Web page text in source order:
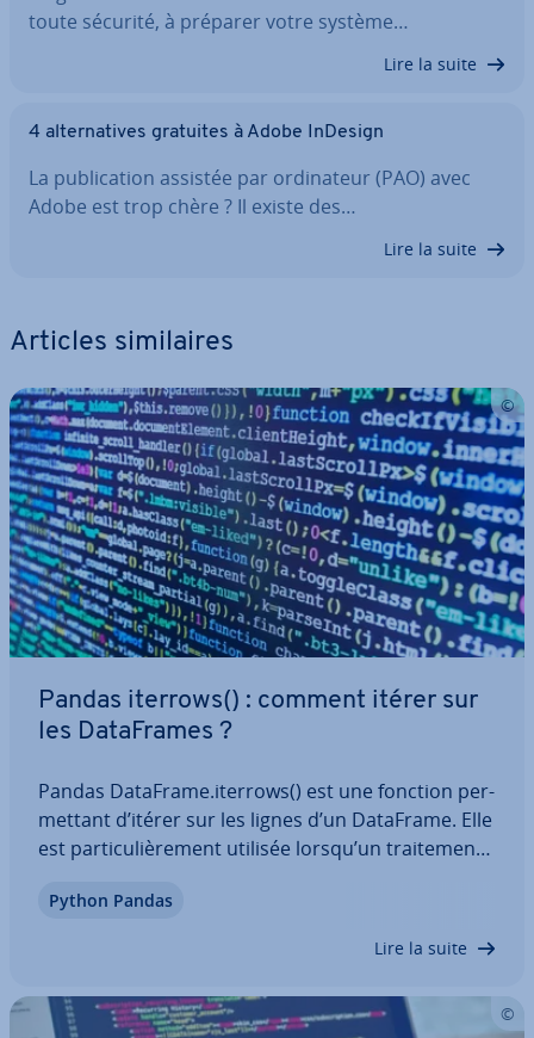
toute sécurité, à préparer votre système…
Lire la suite
4 al­ter­na­tives gratuites à Adobe InDesign
La pu­bli­ca­tion assistée par or­di­na­teur (PAO) avec
Adobe est trop chère ? Il existe des…
Lire la suite
Articles si­mi­laires
Pandas iterrows() : comment itérer sur
les Da­ta­Frames ?
Pandas DataFrame.iterrows() est une fonction per­
met­tant d’itérer sur les lignes d’un DataFrame. Elle
est par­ti­cu­liè­re­ment utilisée lorsqu’un trai­te­ment
l’exécution de calculs. Apprenez ici comment tra­
Python Pandas
Lire la suite